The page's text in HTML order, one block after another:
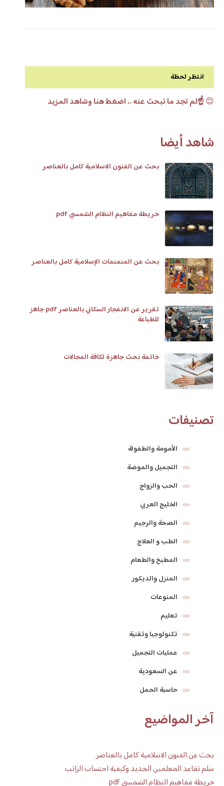
انتظر لحظة
😊☝️لم تجد ما تبحث عنه .. اضغط هنا وشاهد المزيد
شاهد أيضا
بحث عن الفنون الاسلامية كامل بالعناصر
خريطة مفاهيم النظام الشمسي pdf
بحث عن المنمنمات الإسلامية كامل بالعناصر
تقرير عن الانفجار السكاني بالعناصر pdf جاهز
للطباعة
خاتمة بحث جاهزة لكافة المجالات
تصنيفات
الأمومة والطفولة
التجميل والموضة
الحب والزواج
الخليج العربي
الصحة والرجيم
الطب و العلاج
المطبخ والطعام
المنزل والديكور
المنوعات
تعليم
تكنولوجيا وتقنية
عمليات التجميل
عن السعودية
حاسبة الحمل
آخر المواضيع
بحث عن الفنون الاسلامية كامل بالعناصر
سلم تقاعد المعلمين الجديد وكيفية احتساب الراتب
خريطة مفاهيم النظام الشمسي pdf